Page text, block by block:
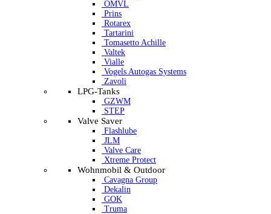
OMVL
Prins
Rotarex
Tartarini
Tomasetto Achille
Valtek
Vialle
Vogels Autogas Systems
Zavoli
LPG-Tanks
GZWM
STEP
Valve Saver
Flashlube
JLM
Valve Care
Xtreme Protect
Wohnmobil & Outdoor
Cavagna Group
Dekalin
GOK
Truma